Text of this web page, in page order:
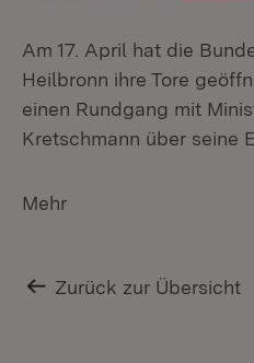
Am 17. April hat die
Heilbronn ihre Tore
einen Rundgang mit
Kretschmann über seine
Mehr
Zurück zur Übersicht